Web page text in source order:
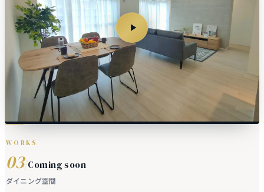
WORKS
03/Coming soon
ダイニング空間